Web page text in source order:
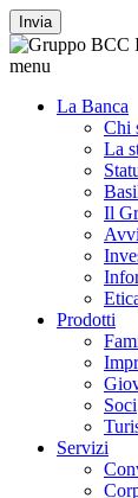
Invia
menu
La Banca
Chi
La
Il
Prodotti
Soci
Servizi